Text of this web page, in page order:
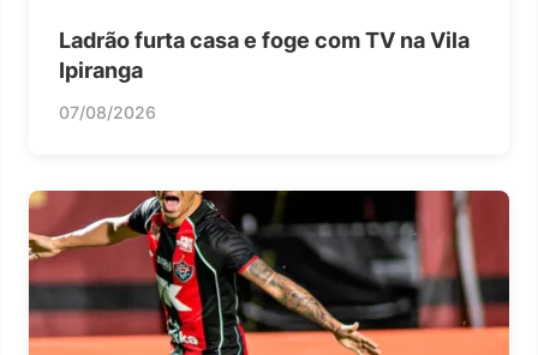
Ladrão furta casa e foge com TV na Vila
Ipiranga
07/08/2026